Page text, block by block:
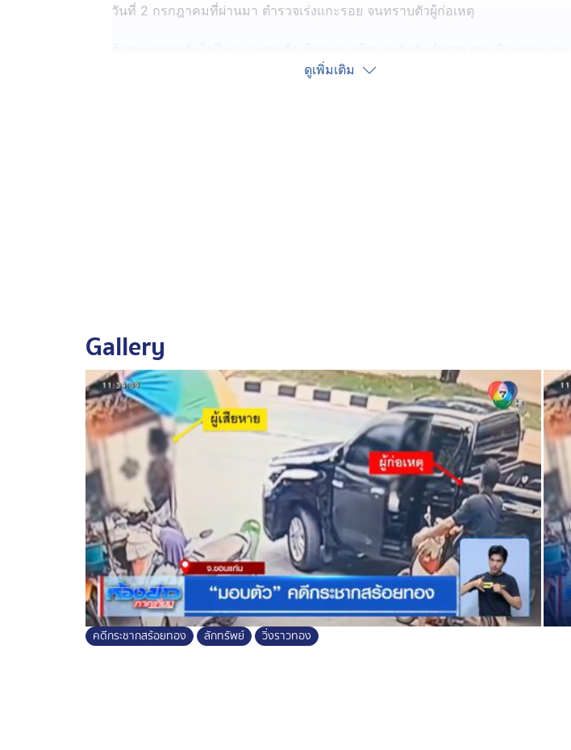
วันที่ 2 กรกฎาคมที่ผ่านมา ตำรวจเร่งแกะรอย จนทราบตัวผู้ก่อเหตุ
แล้ว ยอมรับทำไปเพราะความคิดชั่ววูบเนื่องจากขาดเงิน
รวบช่างตัดเสื้อ ผันตัวเป็นโจร
ไปต่ออีกคดีเกิดขึ้นย่านบางขุนเทียน กรุงเทพมหานคร กลุ่มผู้เสียหายนำคลิปหลักฐาน
มาแจ้งความ มีชายขี่รถจักรยานยนต์ตระเวรนลักทรัพย์ในรถยนต์ที่จอดอยู่ริมถนน
ช่วงยามวิกาล รวมมูลค่าความเสียหายมากกว่า 130,000 บาท
ทีมสืบสวนตามไปจับกุม นายวีระชัย ผู้ก่อเหตุได้ที่บ้านพักเขตบางบอน พร้อมของ
กลางบางส่วน จึงพาตัวไปชี้จุดก่อเหตุ และจุดที่นำกระเป๋าบรรจุทรัพย์สินของผู้เสีย
หายไปโยนทิ้ง
ผู้ต้องหา สารภาพมีอาชีพเป็นช่างตัดเสื้อ แต่ด้วยลูกค้าเบี้ยวจ่ายเงิน ประกอบกับ
ปัญหาหนี้สินต่าง ๆ จึงตระเวนลักทรัพย์ตามรถยนต์และรถจักรยานยนต์ที่จอดริมถนน
เพื่อหาเงินไปจ่ายค่าแรงลูกจ้าง และชดใช้หนี้
พนักงานสอบสวนจึงแจ้งข้อหา ลักทรัพย์ในเคหะสถานในเวลากลางคืนโดยใช้ยาน
พาหนะเพื่อสะดวกแก่การกระทำผิด หรือพาทรัพย์นั้นไป หรือรับของโจร
ด้านตำรวจฝากเตือนประชาชน จอดรถต้องเลือกจุดปลอดภัย มีแสงไฟส่องสว่าง และ
ดูเพิ่มเติม
Gallery
คดีกระชากสร้อยทอง ลักทรัพย์ วิ่งราวทอง